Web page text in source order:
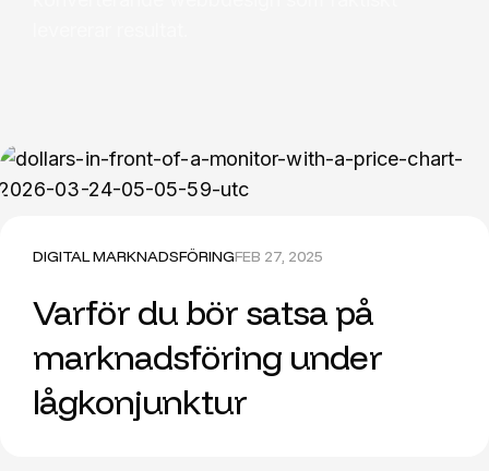
DIGITAL MARKNADSFÖRINGFEB 27, 2025
Varför du bör satsa på
marknadsföring under
lågkonjunktur